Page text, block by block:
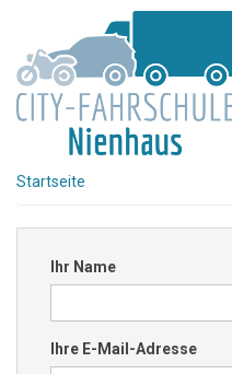
Inhalt
Startseite
Ihr Name
Ihre E-Mail-Adresse